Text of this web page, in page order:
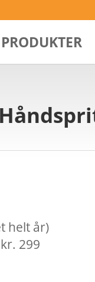
helt år)
299